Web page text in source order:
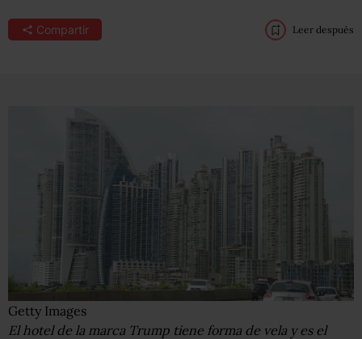
Compartir Leer después
Getty Images
El hotel de la marca Trump tiene forma de vela y es el